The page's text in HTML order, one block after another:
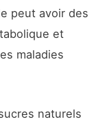
peut avoir des
et
maladies
naturels